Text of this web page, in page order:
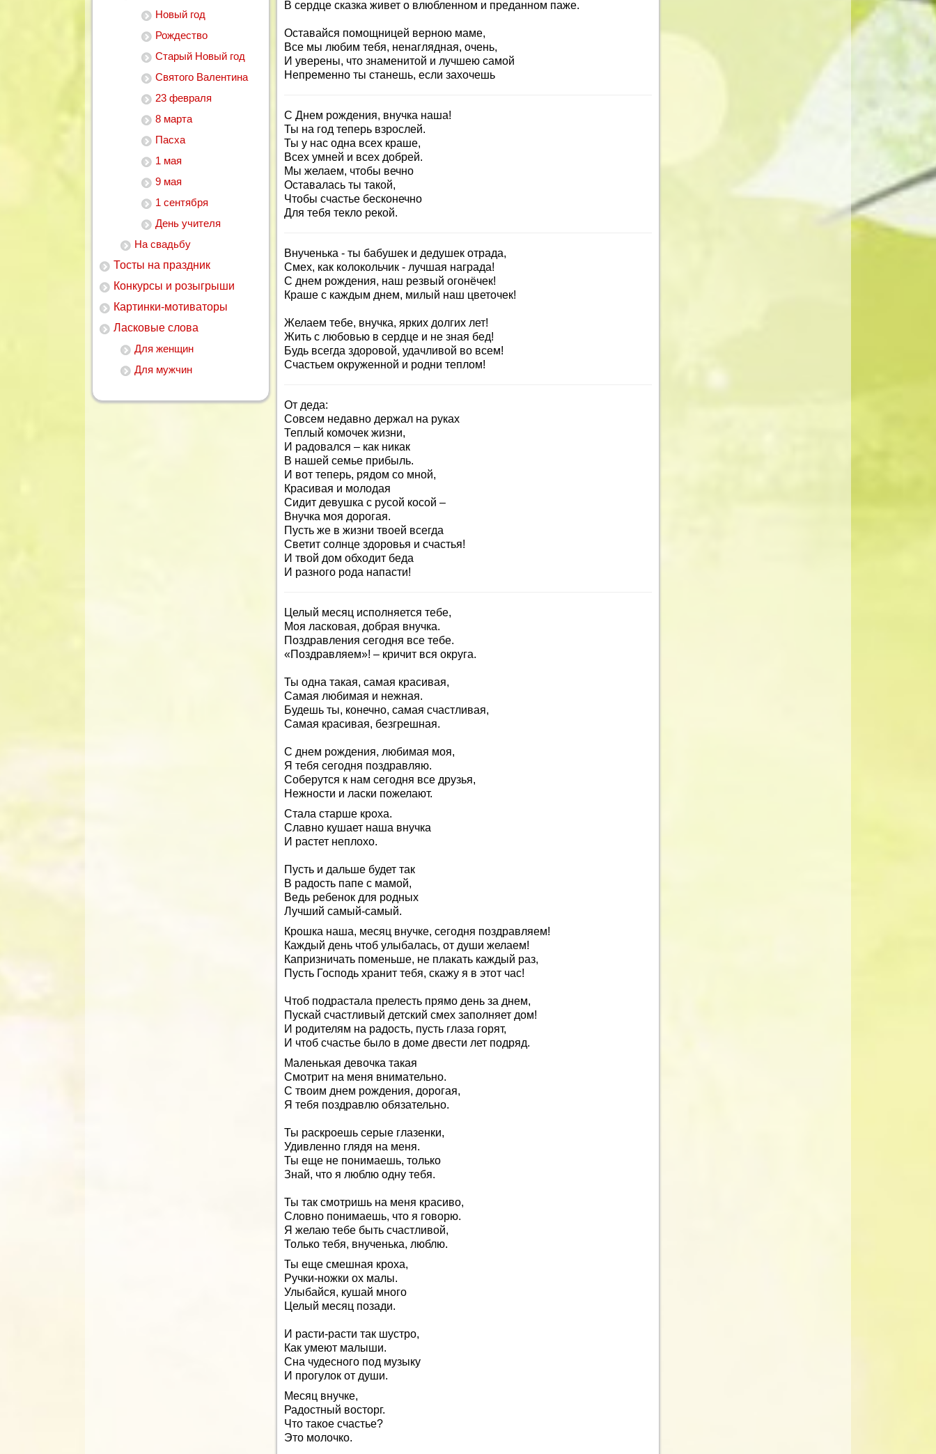
Новый год
Рождество
Старый Новый год
Святого Валентина
23 февраля
8 марта
Пасха
1 мая
9 мая
1 сентября
День учителя
На свадьбу
Тосты на праздник
Конкурсы и розыгрыши
Картинки-мотиваторы
Ласковые слова
Для женщин
Для мужчин
В сердце сказка живет о влюбленном и преданном паже.
Оставайся помощницей верною маме,
Все мы любим тебя, ненаглядная, очень,
И уверены, что знаменитой и лучшею самой
Непременно ты станешь, если захочешь
С Днем рождения, внучка наша!
Ты на год теперь взрослей.
Ты у нас одна всех краше,
Всех умней и всех добрей.
Мы желаем, чтобы вечно
Оставалась ты такой,
Чтобы счастье бесконечно
Для тебя текло рекой.
Внученька - ты бабушек и дедушек отрада,
Смех, как колокольчик - лучшая награда!
С днем рождения, наш резвый огонёчек!
Краше с каждым днем, милый наш цветочек!
Желаем тебе, внучка, ярких долгих лет!
Жить с любовью в сердце и не зная бед!
Будь всегда здоровой, удачливой во всем!
Счастьем окруженной и родни теплом!
От деда:
Совсем недавно держал на руках
Теплый комочек жизни,
И радовался – как никак
В нашей семье прибыль.
И вот теперь, рядом со мной,
Красивая и молодая
Сидит девушка с русой косой –
Внучка моя дорогая.
Пусть же в жизни твоей всегда
Светит солнце здоровья и счастья!
И твой дом обходит беда
И разного рода напасти!
Целый месяц исполняется тебе,
Моя ласковая, добрая внучка.
Поздравления сегодня все тебе.
«Поздравляем»! – кричит вся округа.
Ты одна такая, самая красивая,
Самая любимая и нежная.
Будешь ты, конечно, самая счастливая,
Самая красивая, безгрешная.
С днем рождения, любимая моя,
Я тебя сегодня поздравляю.
Соберутся к нам сегодня все друзья,
Нежности и ласки пожелают.
Стала старше кроха.
Славно кушает наша внучка
И растет неплохо.
Пусть и дальше будет так
В радость папе с мамой,
Ведь ребенок для родных
Лучший самый-самый.
Крошка наша, месяц внучке, сегодня поздравляем!
Каждый день чтоб улыбалась, от души желаем!
Капризничать поменьше, не плакать каждый раз,
Пусть Господь хранит тебя, скажу я в этот час!
Чтоб подрастала прелесть прямо день за днем,
Пускай счастливый детский смех заполняет дом!
И родителям на радость, пусть глаза горят,
И чтоб счастье было в доме двести лет подряд.
Маленькая девочка такая
Смотрит на меня внимательно.
С твоим днем рождения, дорогая,
Я тебя поздравлю обязательно.
Ты раскроешь серые глазенки,
Удивленно глядя на меня.
Ты еще не понимаешь, только
Знай, что я люблю одну тебя.
Ты так смотришь на меня красиво,
Словно понимаешь, что я говорю.
Я желаю тебе быть счастливой,
Только тебя, внученька, люблю.
Ты еще смешная кроха,
Ручки-ножки ох малы.
Улыбайся, кушай много
Целый месяц позади.
И расти-расти так шустро,
Как умеют малыши.
Сна чудесного под музыку
И прогулок от души.
Месяц внучке,
Радостный восторг.
Что такое счастье?
Это молочко.